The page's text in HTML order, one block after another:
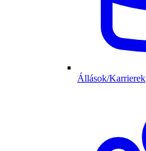
Állások/Karrierek